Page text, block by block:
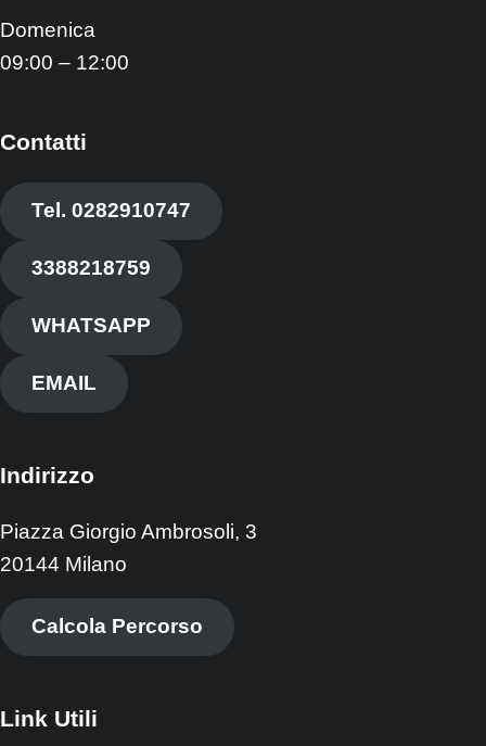
Domenica
09:00 – 12:00
Contatti
Tel. 0282910747
3388218759
WHATSAPP
EMAIL
Indirizzo
Piazza Giorgio Ambrosoli, 3
20144 Milano
Calcola Percorso
Link Utili